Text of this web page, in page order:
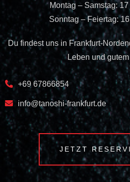
Montag – Samstag:
Sonntag – Feiertag:
Du findest uns in Frankfurt-
Leben und
+69 67866854
info@tanoshi-frankfurt.de
JETZT